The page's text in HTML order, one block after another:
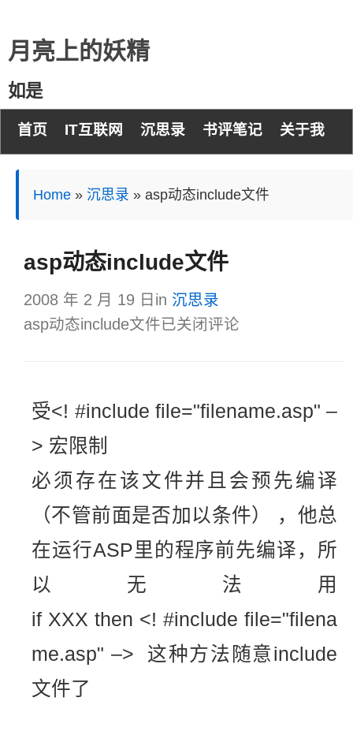
月亮上的妖精
如是
首页 IT互联网 沉思录 书评笔记 关于我
Home» 沉思录 » asp动态include文件
asp动态include文件
2008 年 2 月 19 日 in 沉思录
asp动态include文件已关闭评论
受<! #include file="filename.asp" –
> 宏限制
必须存在该文件并且会预先编译
（不管前面是否加以条件） ，他总
在运行ASP里的程序前先编译，所
以无法用
if XXX then <! #include file="filena
me.asp" –> 这种方法随意include
文件了